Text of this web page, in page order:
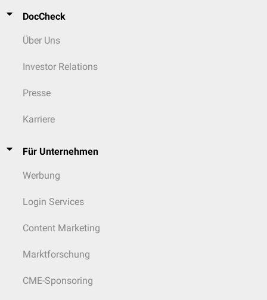
DocCheck
Über Uns
Investor Relations
Presse
Karriere
Für Unternehmen
Werbung
Login Services
Content Marketing
Marktforschung
CME-Sponsoring